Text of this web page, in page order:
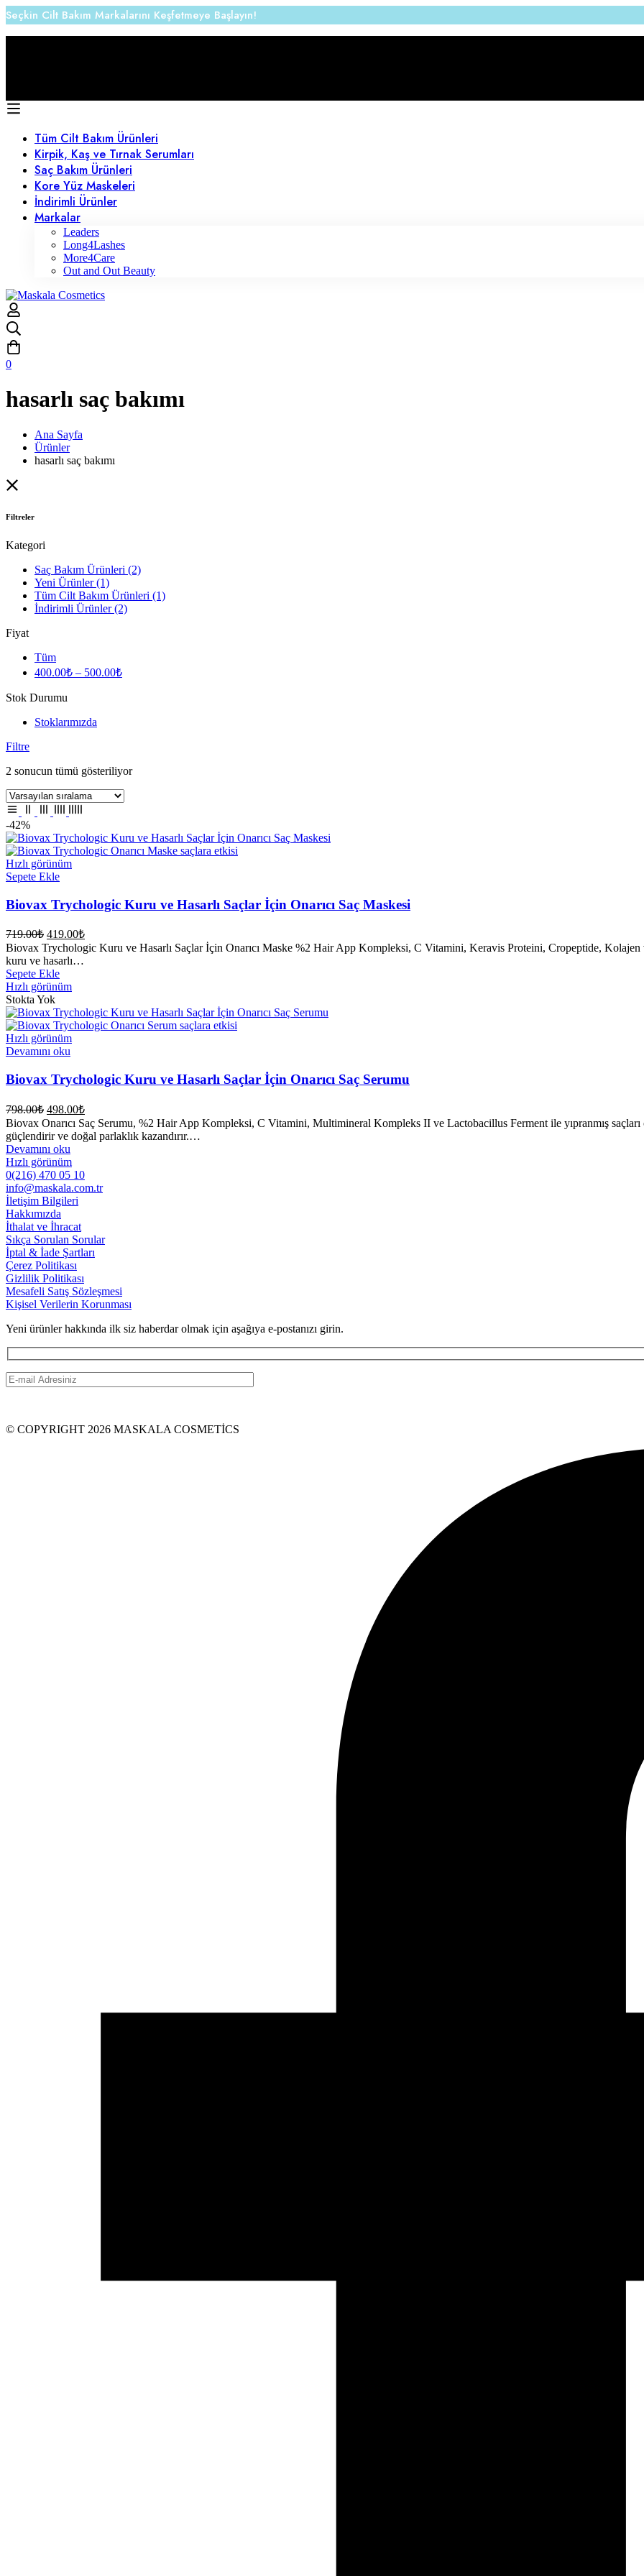
Seçkin Cilt Bakım Markalarını Keşfetmeye Başlayın!
Tüm Cilt Bakım Ürünleri
Kirpik, Kaş ve Tırnak Serumları
Saç Bakım Ürünleri
Kore Yüz Maskeleri
İndirimli Ürünler
Markalar
Leaders
Long4Lashes
More4Care
Out and Out Beauty
0
hasarlı saç bakımı
Ana Sayfa
Ürünler
hasarlı saç bakımı
Filtreler
Kategori
Saç Bakım Ürünleri (2)
Yeni Ürünler(1)
Tüm Cilt Bakım Ürünleri (1)
İndirimli Ürünler(2)
Fiyat
Tüm
400.00₺ – 500.00₺
Stok Durumu
Stoklarımızda
Filtre
2 sonucun tümü gösteriliyor
-42%
Hızlı görünüm
Sepete Ekle
Biovax Trychologic Kuru ve Hasarlı Saçlar İçin Onarıcı Saç Maskesi
719.00₺ Orijinal
fiyat:
719.00₺.
419.00₺Şu
andaki
fiyat:
Biovax Trychologic Kuru ve Hasarlı Saçlar İçin Onarıcı Maske %2 Hair App Kompleksi, C Vitamini, Keravis Proteini, Cropeptide,
kuru ve hasarlı…
Sepete Ekle
Hızlı görünüm
Stokta Yok
Hızlı görünüm
Devamını oku
Biovax Trychologic Kuru ve Hasarlı Saçlar İçin Onarıcı Saç Serumu
798.00₺ Orijinal
fiyat:
798.00₺.
498.00₺Şu
andaki
fiyat:
Biovax Onarıcı Saç Serumu, %2 Hair App Kompleksi, C Vitamini, Multimineral Kompleks II ve Lactobacillus Ferment ile yıpranmış saçları
güçlendirir ve doğal parlaklık kazandırır.…
Devamını oku
Hızlı görünüm
0(216) 470 05 10
info@maskala.com.tr
İletişim Bilgileri
Hakkımızda
İthalat ve İhracat
Sıkça Sorulan Sorular
İptal & İade Şartları
Çerez Politikası
Gizlilik Politikası
Mesafeli Satış Sözleşmesi
Kişisel Verilerin Korunması
Yeni ürünler hakkında ilk siz haberdar olmak için aşağıya e-postanızı girin.
© COPYRIGHT 2026 MASKALA COSMETİCS